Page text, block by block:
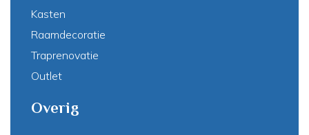
Kasten
Raamdecoratie
Traprenovatie
Outlet
Overig